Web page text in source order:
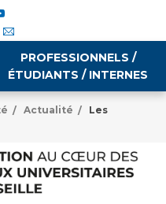
PROFESSIONNELS /
ÉTUDIANTS / INTERNES
/ Actualité /
Les